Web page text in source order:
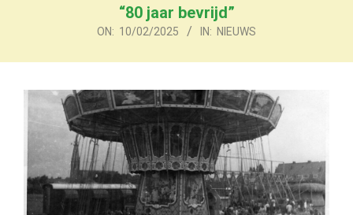
“80 jaar bevrijd”
ON: 10/02/2025 IN: NIEUWS